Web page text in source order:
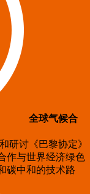
全球气候合
研讨《巴黎协定》
作与世界经济绿色
碳中和的技术路